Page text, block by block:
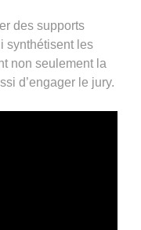
des supports
synthétisent les
non seulement la
d’engager le jury.